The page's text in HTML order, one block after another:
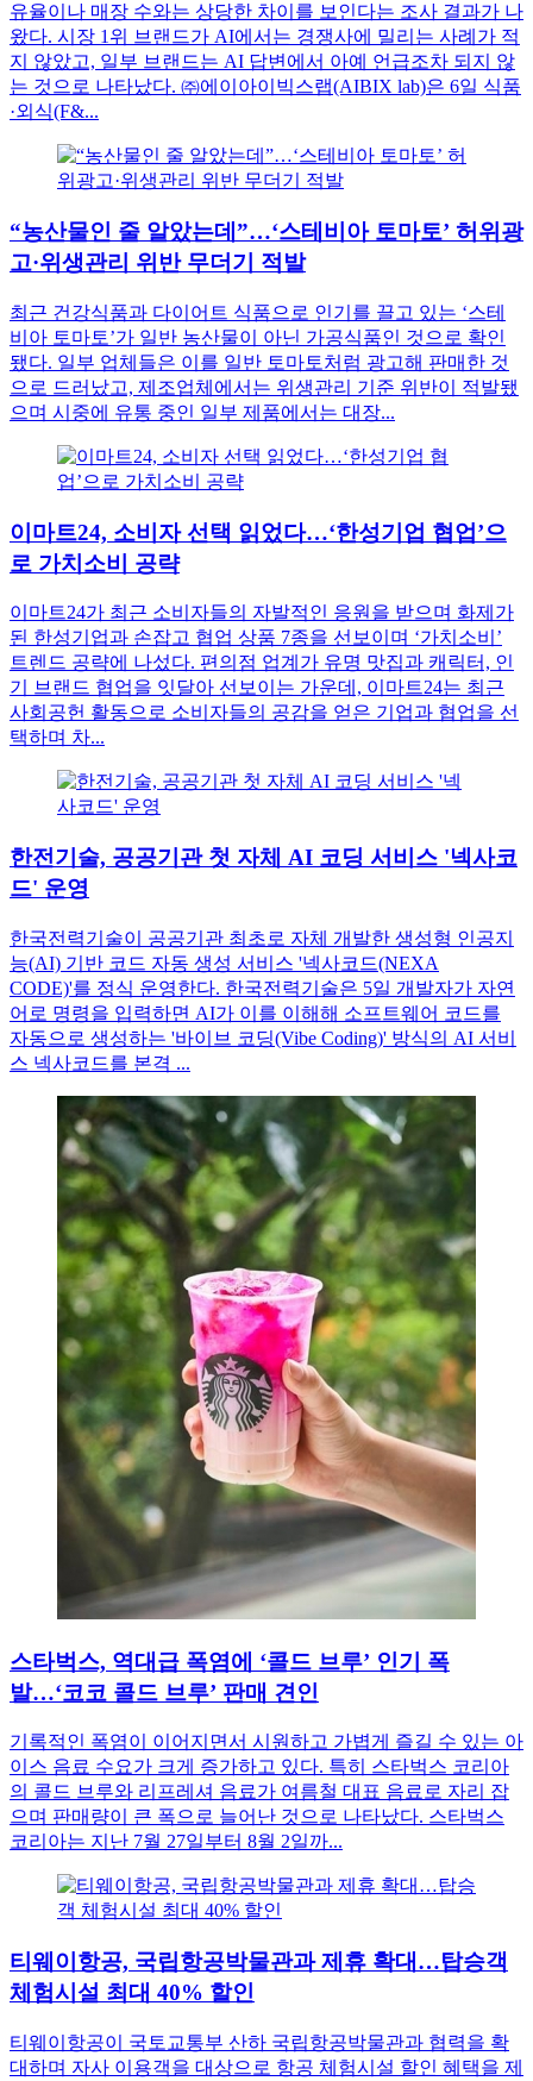
유율이나 매장 수와는 상당한 차이를 보인다는 조사 결과가 나
왔다. 시장 1위 브랜드가 AI에서는 경쟁사에 밀리는 사례가 적
지 않았고, 일부 브랜드는 AI 답변에서 아예 언급조차 되지 않
는 것으로 나타났다. ㈜에이아이빅스랩(AIBIX lab)은 6일 식품
·외식(F&...
“농산물인 줄 알았는데”…‘스테비아 토마토’ 허위광
고·위생관리 위반 무더기 적발
최근 건강식품과 다이어트 식품으로 인기를 끌고 있는 ‘스테
비아 토마토’가 일반 농산물이 아닌 가공식품인 것으로 확인
됐다. 일부 업체들은 이를 일반 토마토처럼 광고해 판매한 것
으로 드러났고, 제조업체에서는 위생관리 기준 위반이 적발됐
으며 시중에 유통 중인 일부 제품에서는 대장...
이마트24, 소비자 선택 읽었다…‘한성기업 협업’으
로 가치소비 공략
이마트24가 최근 소비자들의 자발적인 응원을 받으며 화제가
된 한성기업과 손잡고 협업 상품 7종을 선보이며 ‘가치소비’
트렌드 공략에 나섰다. 편의점 업계가 유명 맛집과 캐릭터, 인
기 브랜드 협업을 잇달아 선보이는 가운데, 이마트24는 최근
사회공헌 활동으로 소비자들의 공감을 얻은 기업과 협업을 선
택하며 차...
한전기술, 공공기관 첫 자체 AI 코딩 서비스 '넥사코
드' 운영
한국전력기술이 공공기관 최초로 자체 개발한 생성형 인공지
능(AI) 기반 코드 자동 생성 서비스 '넥사코드(NEXA
CODE)'를 정식 운영한다. 한국전력기술은 5일 개발자가 자연
어로 명령을 입력하면 AI가 이를 이해해 소프트웨어 코드를
자동으로 생성하는 '바이브 코딩(Vibe Coding)' 방식의 AI 서비
스 넥사코드를 본격 ...
스타벅스, 역대급 폭염에 ‘콜드 브루’ 인기 폭
발…‘코코 콜드 브루’ 판매 견인
기록적인 폭염이 이어지면서 시원하고 가볍게 즐길 수 있는 아
이스 음료 수요가 크게 증가하고 있다. 특히 스타벅스 코리아
의 콜드 브루와 리프레셔 음료가 여름철 대표 음료로 자리 잡
으며 판매량이 큰 폭으로 늘어난 것으로 나타났다. 스타벅스
코리아는 지난 7월 27일부터 8월 2일까...
티웨이항공, 국립항공박물관과 제휴 확대…탑승객
체험시설 최대 40% 할인
티웨이항공이 국토교통부 산하 국립항공박물관과 협력을 확
대하며 자사 이용객을 대상으로 항공 체험시설 할인 혜택을 제